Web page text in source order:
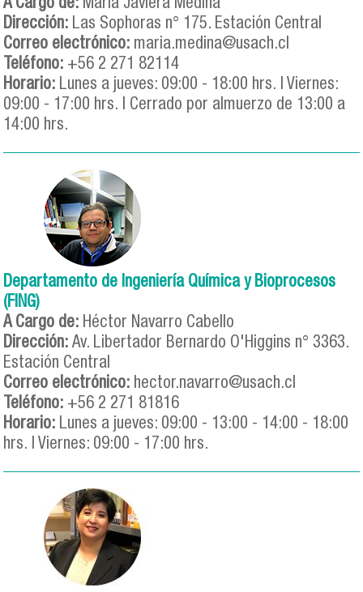
A Cargo de: María Javiera Medina
Dirección: Las Sophoras n° 175. Estación Central
Correo electrónico: maria.medina@usach.cl
Teléfono: +56 2 271 82114
Horario: Lunes a jueves: 09:00 - 18:00 hrs. | Viernes:
09:00 - 17:00 hrs. | Cerrado por almuerzo de 13:00 a
14:00 hrs.
Departamento de Ingeniería Química y Bioprocesos
(FING)
A Cargo de: Héctor Navarro Cabello
Dirección: Av. Libertador Bernardo O'Higgins n° 3363.
Estación Central
Correo electrónico: hector.navarro@usach.cl
Teléfono: +56 2 271 81816
Horario: Lunes a jueves: 09:00 - 13:00 - 14:00 - 18:00
hrs. | Viernes: 09:00 - 17:00 hrs.